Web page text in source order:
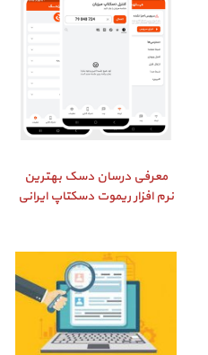
معرفی درسان دسک بهترین
نرم افزار ریموت دسکتاپ ایرانی